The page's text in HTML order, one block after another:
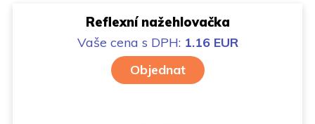
Reflexní nažehlovačka
Vaše cena s DPH: 1.16 EUR
Objednat